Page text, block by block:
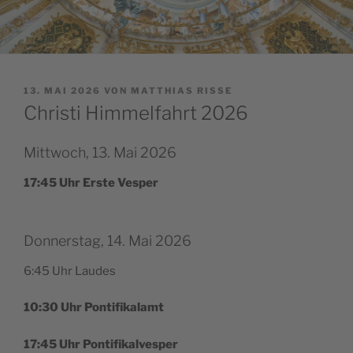
VERÖFFENTLICHT
AM
13. MAI 2026 VON MATTHIAS RISSE
Christi Himmelfahrt 2026
Mittwoch, 13. Mai 2026
17:45 Uhr Ers­te Vesper
Donnerstag, 14. Mai 2026
6:45 Uhr Laudes
10:30 Uhr Pontifikalamt
17:45 Uhr Pontifikalvesper